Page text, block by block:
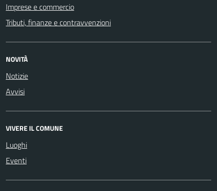
Imprese e commercio
Tributi, finanze e contravvenzioni
NOVITÀ
Notizie
Avvisi
VIVERE IL COMUNE
Luoghi
Eventi